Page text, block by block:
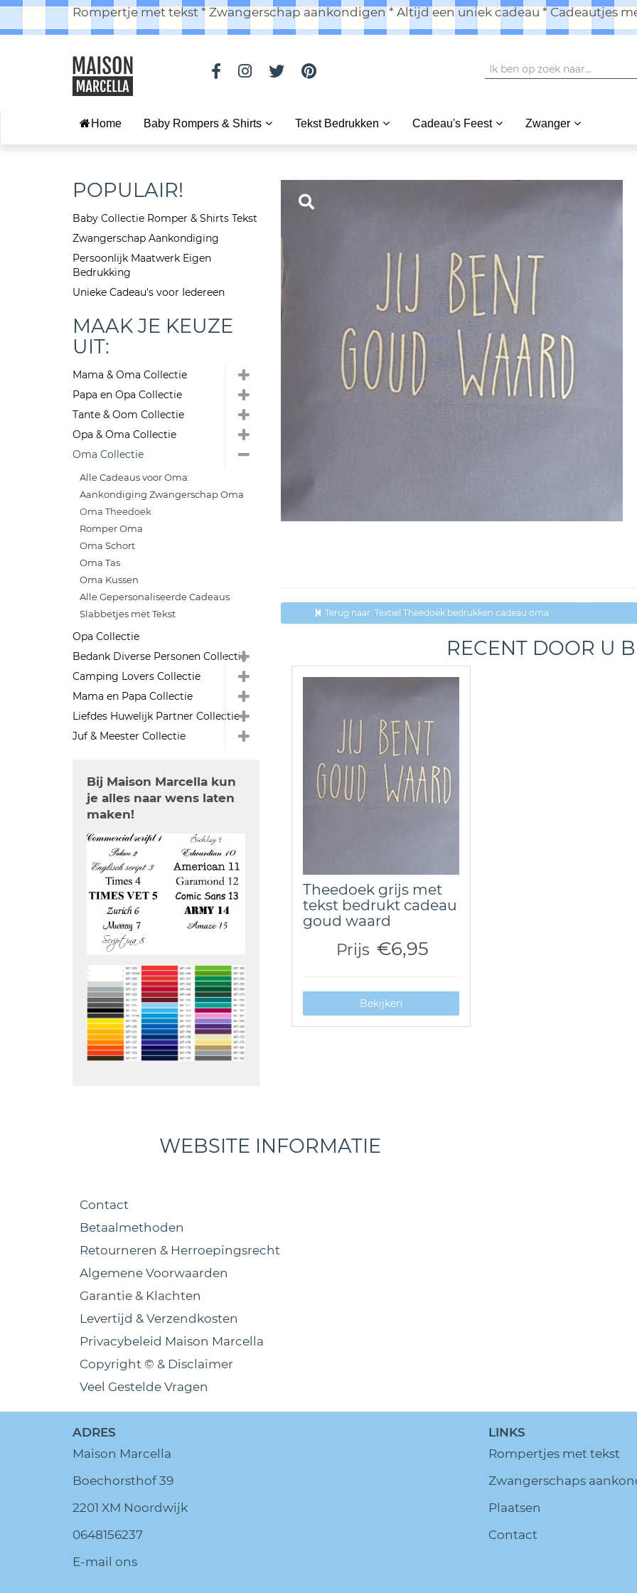
Rompertje met tekst * Zwangerschap aankondigen * Altijd een uniek cadeau * Cadeautjes
Home Baby Rompers & Shirts Tekst Bedrukken Cadeau's Feest Zwanger
Terug naar: Textiel Theedoek bedrukken cadeau oma
RECENT DOOR U
Theedoek grijs met
tekst bedrukt cadeau
goud waard
Prijs €6,95
Bekijken
POPULAIR!
Baby Collectie Romper & Shirts Tekst
Zwangerschap Aankondiging
Persoonlijk Maatwerk Eigen
Bedrukking
Unieke Cadeau's voor Iedereen
MAAK JE KEUZE
UIT:
Mama & Oma Collectie
Papa en Opa Collectie
Tante & Oom Collectie
Opa & Oma Collectie
Oma Collectie
Alle Cadeaus voor Oma:
Aankondiging Zwangerschap Oma
Oma Theedoek
Romper Oma
Oma Schort
Oma Tas
Oma Kussen
Alle Gepersonaliseerde Cadeaus
Slabbetjes met Tekst
Opa Collectie
Bedank Diverse Personen Collectie
Camping Lovers Collectie
Mama en Papa Collectie
Liefdes Huwelijk Partner Collectie
Juf & Meester Collectie
Bij Maison Marcella kun
je alles naar wens laten
maken!
WEBSITE INFORMATIE
Contact
Betaalmethoden
Retourneren & Herroepingsrecht
Algemene Voorwaarden
Garantie & Klachten
Levertijd & Verzendkosten
Privacybeleid Maison Marcella
Copyright © & Disclaimer
Veel Gestelde Vragen
ADRES
Maison Marcella
Boechorsthof 39
2201 XM Noordwijk
0648156237
E-mail ons
LINKS
Rompertjes met tekst
Zwangerschaps
Plaatsen
Contact